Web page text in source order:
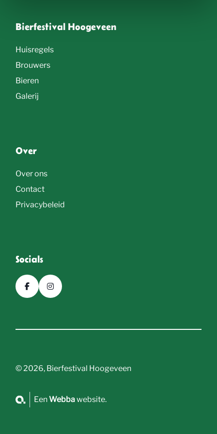
Bierfestival Hoogeveen
Huisregels
Brouwers
Bieren
Galerij
Over
Over ons
Contact
Privacybeleid
Socials
© 2026, Bierfestival Hoogeveen
EenWebbawebsite.